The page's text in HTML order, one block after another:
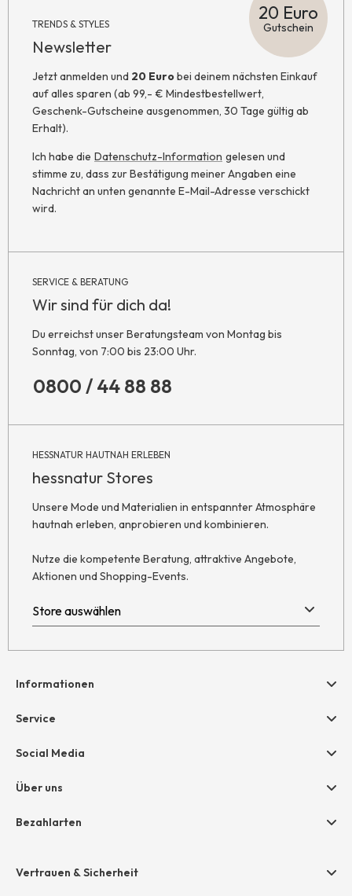
TRENDS & STYLES
Newsletter
20 Euro
Gutschein
Jetzt anmelden und 20 Eurobei deinem nächsten Einkauf
auf alles sparen (ab 99,- € Mindestbestellwert,
Geschenk-Gutscheine ausgenommen, 30 Tage gültig ab
Erhalt).
Ich habe die Datenschutz-Information gelesen und
stimme zu, dass zur Bestätigung meiner Angaben eine
Nachricht an unten genannte E-Mail-Adresse verschickt
wird.
SERVICE & BERATUNG
Wir sind für dich da!
Du erreichst unser Beratungsteam von Montag bis
Sonntag, von 7:00 bis 23:00 Uhr.
0800 / 44 88 88
HESSNATUR HAUTNAH ERLEBEN
hessnatur Stores
Unsere Mode und Materialien in entspannter Atmosphäre
hautnah erleben, anprobieren und kombinieren.
Nutze die kompetente Beratung, attraktive Angebote,
Aktionen und Shopping-Events.
Informationen
Hilfe & Kontakt
Retoure
AGB
Datenschutz
Service
Geschenkgutscheine
Größentabelle
Social Media
Über uns
Unternehmen
Bezahlarten
Amazon Pay
Vertrauen & Sicherheit